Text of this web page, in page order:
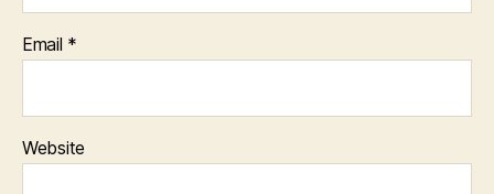
Email *
Website